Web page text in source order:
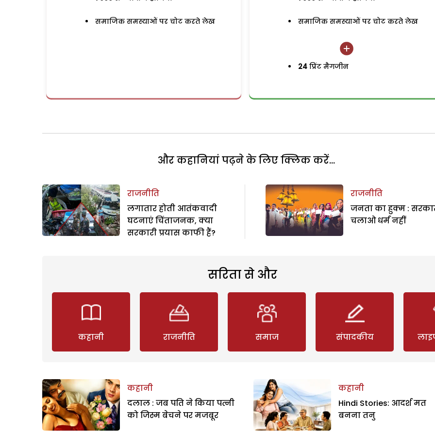
समाजिक समस्याओं पर चोट करते लेख समाजिक समस्याओं पर चोट करते लेख
24 प्रिंट मैगजीन
और कहानियां पढ़ने के लिए क्लिक करें...
राजनीति
लगातार होती आतंकवादी
घटनाएं चिंताजनक, क्या
सरकारी प्रयास काफी हैं?
राजनीति
जनता का हुक्म :
चलाओ धर्म नहीं
सरिता से और
कहानी राजनीति समाज संपादकीय
कहानी
दलाल : जब पति ने किया पत्नी
को जिस्म बेचने पर मजबूर
कहानी
Hindi Stories: आदर्श मत
बनना तनु